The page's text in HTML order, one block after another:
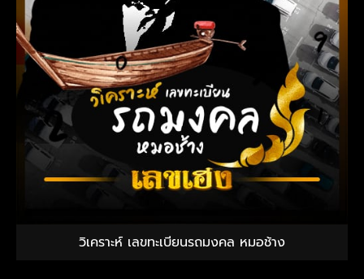
วิเคราะห์ เลขทะเบียนรถมงคล หมอช้าง